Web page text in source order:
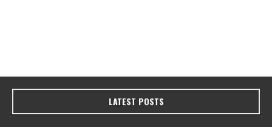
LATEST POSTS